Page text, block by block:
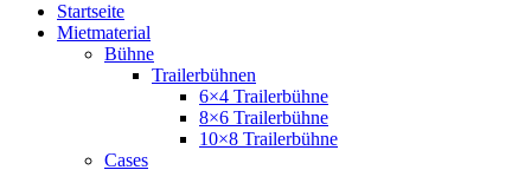
Startseite
Mietmaterial
Bühne
Trailerbühnen
6×4 Trailerbühne
8×6 Trailerbühne
10×8 Trailerbühne
Cases